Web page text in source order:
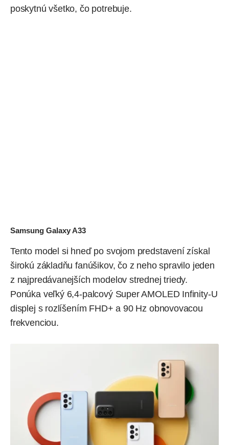
poskytnú všetko, čo potrebuje.
Samsung Galaxy A33
Tento model si hneď po svojom predstavení získal
širokú základňu fanúšikov, čo z neho spravilo jeden
z najpredávanejších modelov strednej triedy.
Ponúka veľký 6,4-palcový Super AMOLED Infinity-U
displej s rozlíšením FHD+ a 90 Hz obnovovacou
frekvenciou.